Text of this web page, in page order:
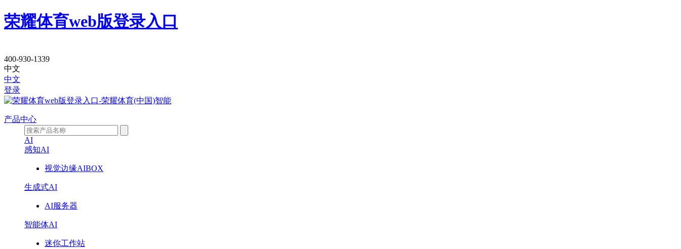
荣耀体育web版登录入口
ICT
基
础
设
400-930-1339
中文
中文
登录
产品中心
AI
感知AI
视觉边缘AIBOX
生成式AI
AI服务器
智能体AI
迷你工作站